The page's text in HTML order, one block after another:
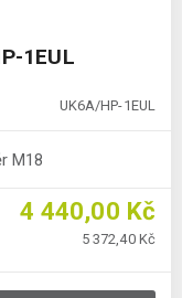
1EUL
UK6A/HP-1EUL
M18
4 440,00 Kč
5 372,40 Kč